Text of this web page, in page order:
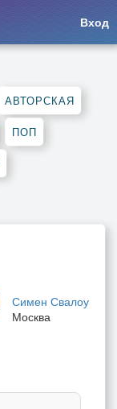
Вход
АВТОРСКАЯ
ПОП
Симен Свалоу
Москва